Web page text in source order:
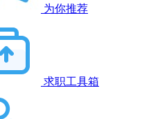
为你推荐
求职工具箱